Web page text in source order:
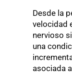
Desde la
velocidad
nervioso
una
asociada